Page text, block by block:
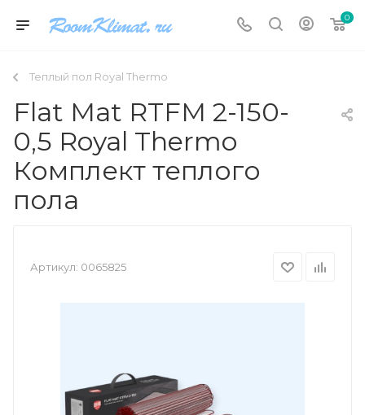
0
Теплый пол Royal Thermo
Flat Mat RTFM 2-150-
0,5 Royal Thermo
Комплект теплого
пола
Артикул: 0065825